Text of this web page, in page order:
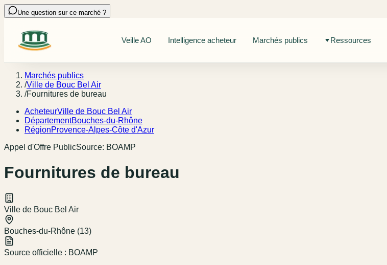
Une question sur ce marché ?
Veille AO Intelligence acheteur Marchés publics Ressources
Marchés publics
/Ville de Bouc Bel Air
/Fournitures de bureau
AcheteurVille de Bouc Bel Air
DépartementBouches-du-Rhône
RégionProvence-Alpes-Côte d'Azur
Appel d'Offre PublicSource: BOAMP
Fournitures de bureau
Ville de Bouc Bel Air
Bouches-du-Rhône (13)
Source officielle : BOAMP